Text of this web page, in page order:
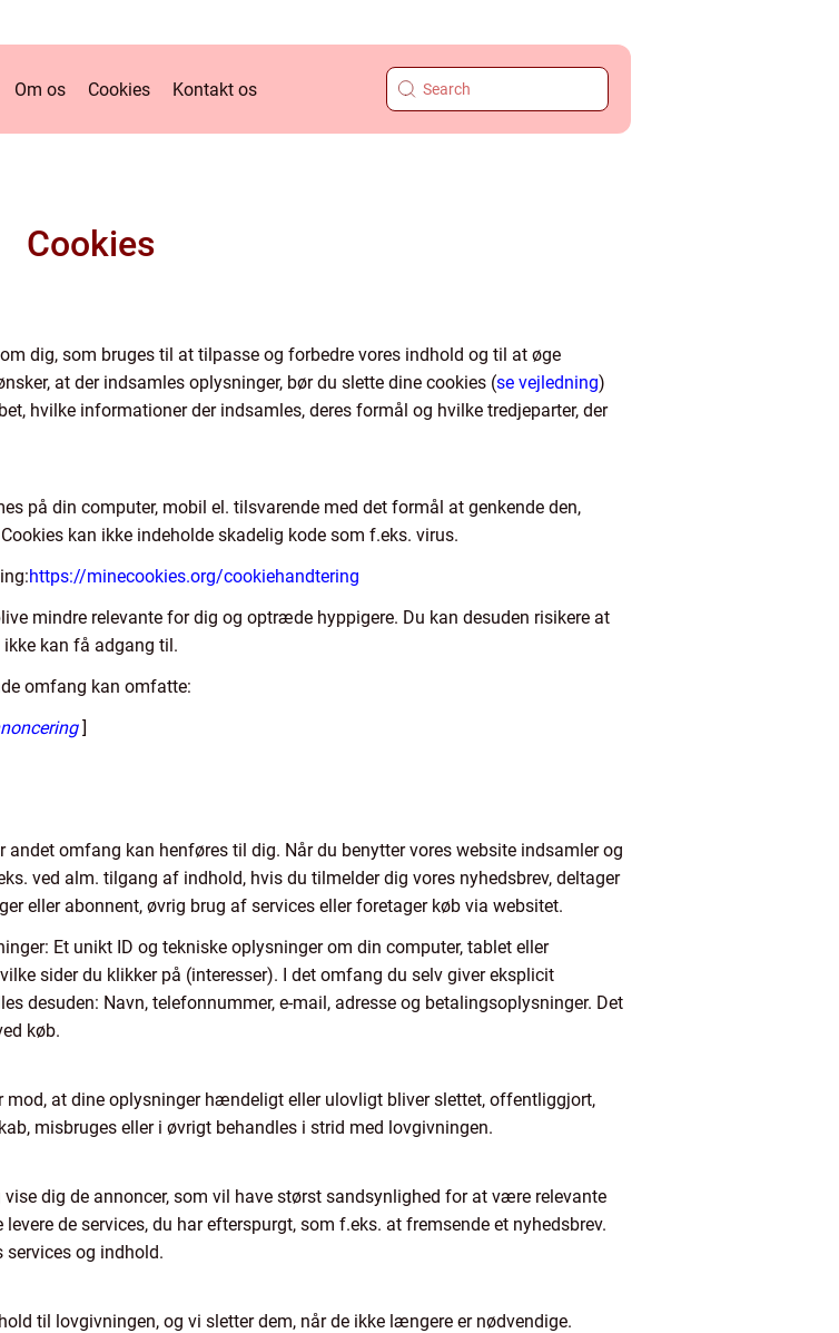
Om os Cookies Kontakt os
Cookies
dig, som bruges til at tilpasse og forbedre vores indhold og til at øge
at der indsamles oplysninger, bør du slette dine cookies (se vejledning)
hvilke informationer der indsamles, deres formål og hvilke tredjeparter, der
på din computer, mobil el. tilsvarende med det formål at genkende den,
kan ikke indeholde skadelig kode som f.eks. virus.
https://minecookies.org/cookiehandtering
mindre relevante for dig og optræde hyppigere. Du kan desuden risikere at
kan få adgang til.
omfang kan omfatte:
]
omfang kan henføres til dig. Når du benytter vores website indsamler og
ved alm. tilgang af indhold, hvis du tilmelder dig vores nyhedsbrev, deltager
eller abonnent, øvrig brug af services eller foretager køb via websitet.
Et unikt ID og tekniske oplysninger om din computer, tablet eller
sider du klikker på (interesser). I det omfang du selv giver eksplicit
desuden: Navn, telefonnummer, e-mail, adresse og betalingsoplysninger. Det
køb.
at dine oplysninger hændeligt eller ulovligt bliver slettet, offentliggjort,
misbruges eller i øvrigt behandles i strid med lovgivningen.
dig de annoncer, som vil have størst sandsynlighed for at være relevante
de services, du har efterspurgt, som f.eks. at fremsende et nyhedsbrev.
services og indhold.
til lovgivningen, og vi sletter dem, når de ikke længere er nødvendige.